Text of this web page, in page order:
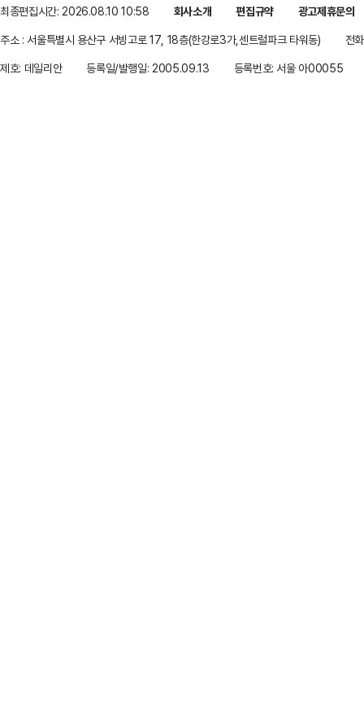
최종편집시간: 2026.08.10 10:58 회사소개 편집규약
광고제휴문의
주소 : 서울특별시 용산구 서빙고로 17, 18층(한강로3가,센트럴파크 타워동)
전
제호: 데일리안
등록일/발행일: 2005.09.13 등록번호: 서울 아00055